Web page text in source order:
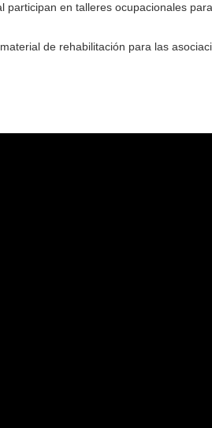
participan en talleres ocupacionales
de rehabilitación para las